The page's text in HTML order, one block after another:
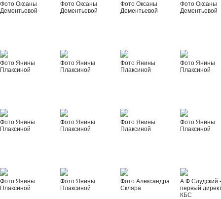
Фото Оксаны
Дементьевой
Фото Оксаны
Дементьевой
Фото Оксаны
Дементьевой
Фото Оксаны
Дементьевой
Фото Янины
Плаксиной
Фото Янины
Плаксиной
Фото Янины
Плаксиной
Фото Янины
Плаксиной
Фото Янины
Плаксиной
Фото Янины
Плаксиной
Фото Янины
Плаксиной
Фото Янины
Плаксиной
Фото Янины
Плаксиной
Фото Янины
Плаксиной
Фото Александра
Скляра
А.Ф Слудский
первый
КБС